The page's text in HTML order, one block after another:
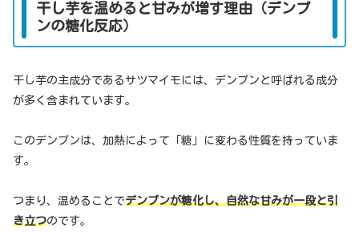
干し芋を温めると甘みが増す理由（デンプ
ンの糖化反応）
干し芋の主成分であるサツマイモには、デンプンと呼ばれる成分
が多く含まれています。
このデンプンは、加熱によって「糖」に変わる性質を持っていま
す。
つまり、温めることでデンプンが糖化し、自然な甘みが一段と引
き立つのです。